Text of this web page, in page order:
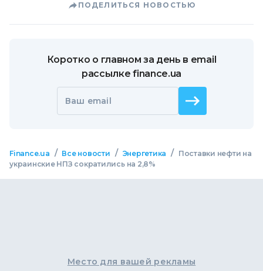
ПОДЕЛИТЬСЯ НОВОСТЬЮ
Коротко о главном за день в email
рассылке finance.ua
Ваш email
Finance.ua / Все новости / Энергетика /
Поставки нефти на
украинские НПЗ сократились на 2,8%
Место для вашей рекламы